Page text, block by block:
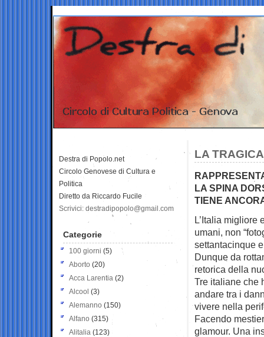
LA
LA SPINA
TIENE
L’Italia migliore
umani, non
settantacinque
Dunque da
retorica della
Tre italiane che
andare tra i
vivere nella
Facendo
glamour. Una
Destra di Popolo.net
Circolo Genovese di Cultura e
Politica
Diretto da Riccardo Fucile
Scrivici: destradipopolo@gmail.com
Categorie
100 giorni (5)
Aborto (20)
Acca Larentia (2)
Alcool (3)
Alemanno (150)
Alfano (315)
Alitalia (123)